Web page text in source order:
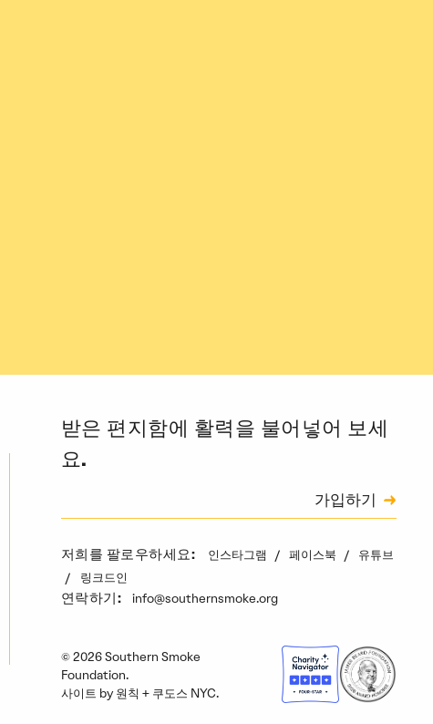
받은 편지함에 활력을 불어넣어 보세
요.
캡차
가입하기
저희를 팔로우하세요: 인스타그램 페이스북
유튜브
링크드인
연락하기: info@southernsmoke.org
© 2026 Southern Smoke
Foundation.
사이트 by 원칙 + 쿠도스 NYC.